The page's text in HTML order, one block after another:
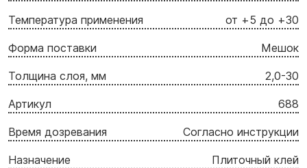
Температура применения от +5 до +30
Форма поставки Мешок
Толщина слоя, мм 2,0-30
Артикул 688
Время дозревания Согласно инструкции
Назначение Плиточный клей